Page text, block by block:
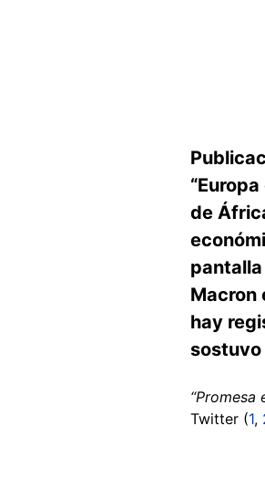
de
Macron
hay
“Promesa
Twitter (1,